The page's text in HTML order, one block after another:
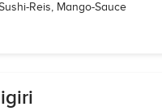
Reis, Mango-Sauce